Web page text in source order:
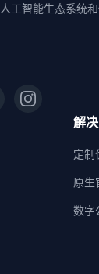
工智能生态系统
解
定制
原生
数字